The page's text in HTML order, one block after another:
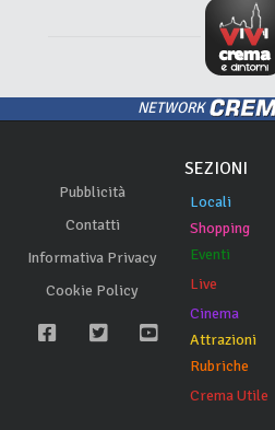
NETWORK
Pubblicità
Contatti
Informativa Privacy
Cookie Policy
SEZIONI
Locali
Shopping
Eventi
Live
Cinema
Attrazioni
Rubriche
Crema Utile